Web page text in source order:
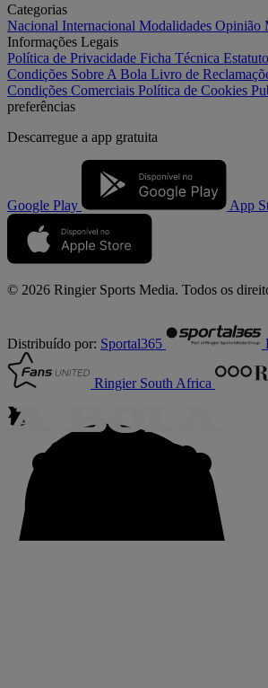
Categorias
Nacional Internacional Modalidades Opinião
Informações Legais
Política de Privacidade Ficha Técnica
Condições Sobre A Bola Livro de
Condições Comerciais Política de Cookies
preferências
Descarregue a app gratuita
Google Play App
© 2026 Ringier Sports Media. Todos os
Distribuído por: Sportal365
Ringier South Africa